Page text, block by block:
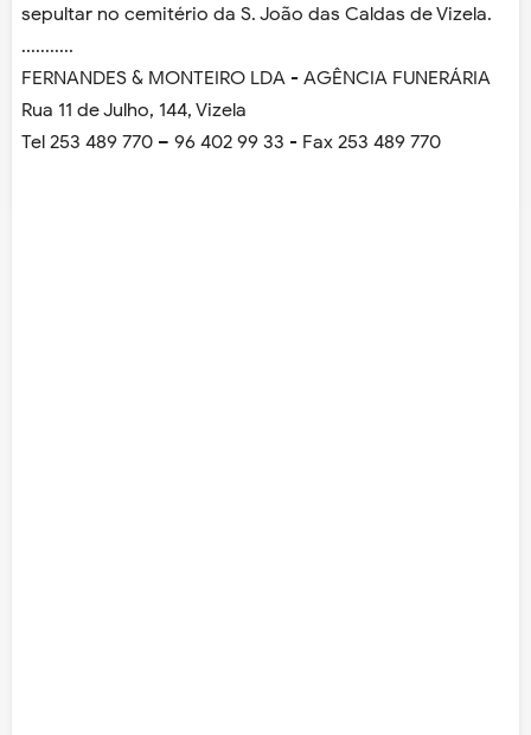
sepultar no cemitério da S. João das Caldas de Vizela.
...........
FERNANDES & MONTEIRO LDA - AGÊNCIA FUNERÁRIA
Rua 11 de Julho, 144, Vizela
Tel 253 489 770 – 96 402 99 33 - Fax 253 489 770